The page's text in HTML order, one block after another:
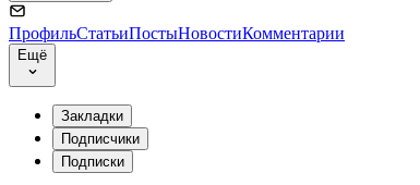
ПрофильСтатьиПостыНовостиКомментарии
Ещё
Закладки
Подписчики
Подписки